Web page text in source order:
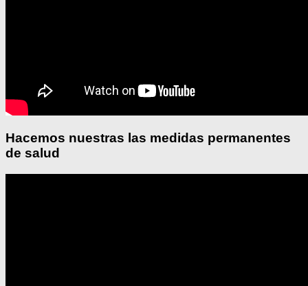
Hacemos nuestras las medidas permanentes
de salud